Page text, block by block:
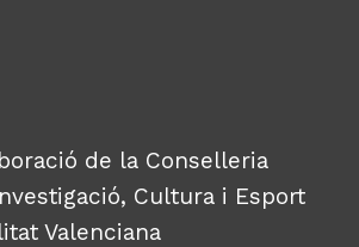
de la Conselleria
Cultura i Esport
Valenciana